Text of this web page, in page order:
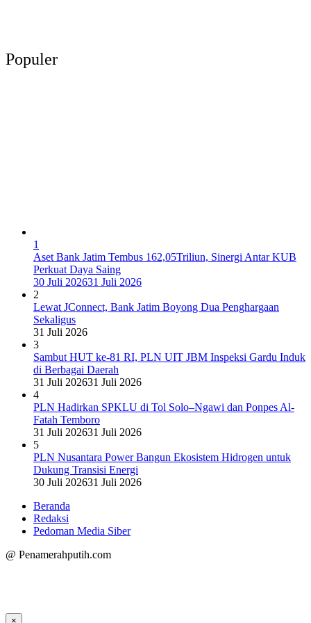
Populer
1
Aset Bank Jatim Tembus 162,05Triliun, Sinergi Antar KUB
Perkuat Daya Saing
30 Juli 202631 Juli 2026
2
Lewat JConnect, Bank Jatim Boyong Dua Penghargaan
Sekaligus
31 Juli 2026
3
Sambut HUT ke-81 RI, PLN UIT JBM Inspeksi Gardu Induk
di Berbagai Daerah
31 Juli 202631 Juli 2026
4
PLN Hadirkan SPKLU di Tol Solo–Ngawi dan Ponpes Al-
Fatah Temboro
31 Juli 202631 Juli 2026
5
PLN Nusantara Power Bangun Ekosistem Hidrogen untuk
Dukung Transisi Energi
30 Juli 202631 Juli 2026
Beranda
Redaksi
Pedoman Media Siber
@ Penamerahputih.com
×